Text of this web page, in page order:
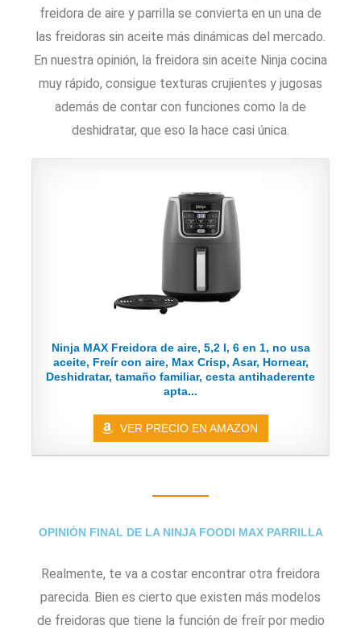
freidora de aire y parrilla se convierta en un una de
las freidoras sin aceite más dinámicas del mercado.
En nuestra opinión, la freidora sin aceite Ninja cocina
muy rápido, consigue texturas crujientes y jugosas
además de contar con funciones como la de
deshidratar, que eso la hace casi única.
Ninja MAX Freidora de aire, 5,2 l, 6 en 1, no usa
aceite, Freír con aire, Max Crisp, Asar, Hornear,
Deshidratar, tamaño familiar, cesta antihaderente
apta...
VER PRECIO EN AMAZON
OPINIÓN FINAL DE LA NINJA FOODI MAX PARRILLA
Realmente, te va a costar encontrar otra freidora
parecida. Bien es cierto que existen más modelos
de freidoras que tiene la función de freír por medio